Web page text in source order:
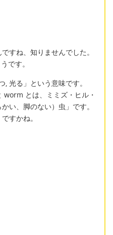
すね、知りませんでした。
です。
光る」という意味です。
worm とは、ミミズ・ヒル・
い、脚のない）虫」です。
すかね。